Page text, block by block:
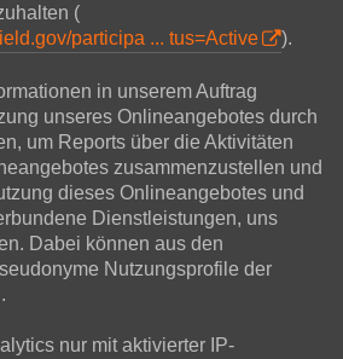
(
participa ... tus=Active
).
in unserem Auftrag
unseres Onlineangebotes durch
um Reports über die Aktivitäten
zusammenzustellen und
dieses Onlineangebotes und
Dienstleistungen, uns
Dabei können aus den
Nutzungsprofile der
nur mit aktivierter IP-